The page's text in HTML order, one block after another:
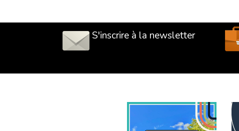
S'inscrire à la newsletter